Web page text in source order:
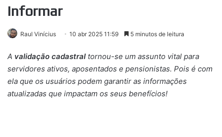
informar
Raul Vinícius 10 abr 2025 11:59 5 minutos de leitura
A validação cadastral tornou-se um assunto vital para
servidores ativos, aposentados e pensionistas. Pois é com
ela que os usuários podem garantir as informações
atualizadas que impactam os seus benefícios!